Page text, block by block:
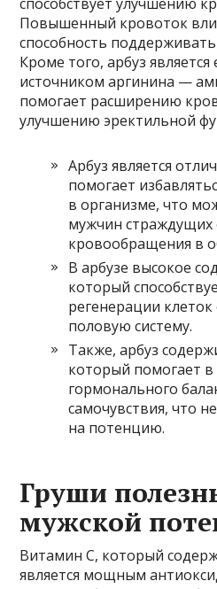
Повышенный кровоток
способность
Кроме того, арбуз
источником аргинина —
помогает расширению
улучшению эректильной
Арбуз является
помогает
в организме, что
мужчин страждущих
кровообращения в
В арбузе высокое
который
регенерации
половую систему.
Также, арбуз
который помогает
гормонального
самочувствия, что
на потенцию.
Груши
мужской
Витамин С, который
является мощным